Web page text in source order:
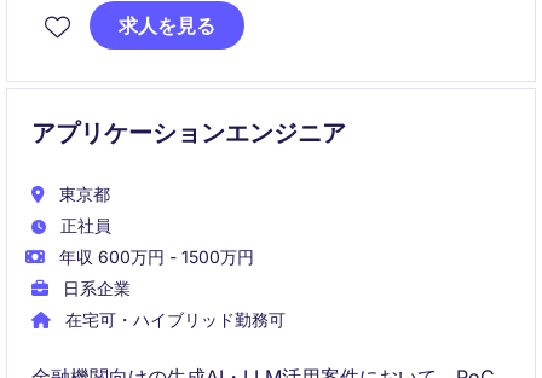
開発プロジェクトの品質・進捗・リソース管理に加
え、開発組織の成長や技術戦略推進を担う経営視点の
求人を見る
アプリケーションエンジニア
東京都
正社員
年収 600万円 - 1500万円
日系企業
在宅可・ハイブリッド勤務可